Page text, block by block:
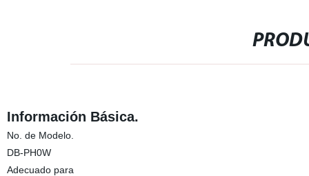
Información Básica.
No. de Modelo.
DB-PH0W
Adecuado para